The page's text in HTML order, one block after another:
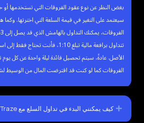
بغض النظر عن نوع عقود الفروقات التي تستخدمها أو
سيعتمد على التغير في قيمة السلعة التي اخترتها.
الأصل. عادةً، سيتم تحصيل فائدة ليلة واحدة عن كل
الفروقات كما لو كنت قد اقترضت المال من الوسيط
كيف يمكنني البدء في تداول السلع مع Traze؟